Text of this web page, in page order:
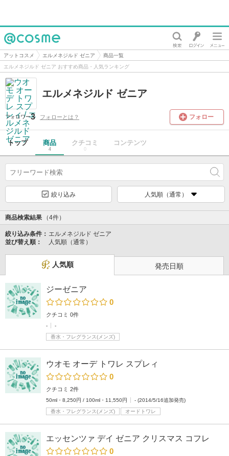
@cosme
アットコスメ エルメネジルド ゼニア
商品一覧
エルメネジルド ゼニア おすすめ商品・人気ランキング
エルメネジルド ゼニア
フォロワー3 フォローとは？ フォロー
トップ 商品
4
クチコミ
0
コンテンツ
絞り込み 人気順（通常）
商品検索結果 （4件）
絞り込み条件： エルメネジルド ゼニア
並び替え順：
人気順（通常）
人気順 発売日順
ジーゼニア
0
クチコミ 0件
-
-
香水・フレグランス(メンズ)
ウオモ オーデ トワレ スプレィ
0
クチコミ 2件
50ml・8,250円 / 100ml・11,550円
- (2014/5/16追加発売)
香水・フレグランス(メンズ)
オードトワレ
エッセンツァ デイ ゼニア クリスマス コフレ
0